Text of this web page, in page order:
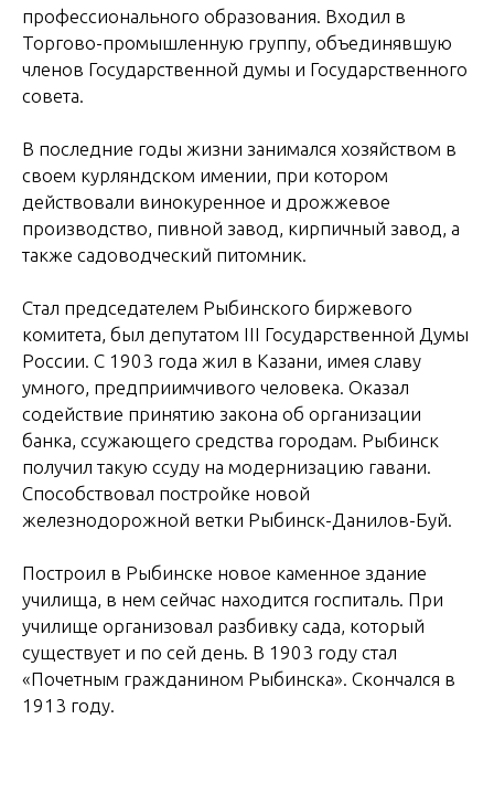
профессионального образования. Входил в
Торгово-промышленную группу, объединявшую
членов Государственной думы и Государственного
совета.
В последние годы жизни занимался хозяйством в
своем курляндском имении, при котором
действовали винокуренное и дрожжевое
производство, пивной завод, кирпичный завод, а
также садоводческий питомник.
Стал председателем Рыбинского биржевого
комитета, был депутатом III Государственной Думы
России. С 1903 года жил в Казани, имея славу
умного, предприимчивого человека. Оказал
содействие принятию закона об организации
банка, ссужающего средства городам. Рыбинск
получил такую ссуду на модернизацию гавани.
Способствовал постройке новой
железнодорожной ветки Рыбинск-Данилов-Буй.
Построил в Рыбинске новое каменное здание
училища, в нем сейчас находится госпиталь. При
училище организовал разбивку сада, который
существует и по сей день. В 1903 году стал
«Почетным гражданином Рыбинска». Скончался в
1913 году.